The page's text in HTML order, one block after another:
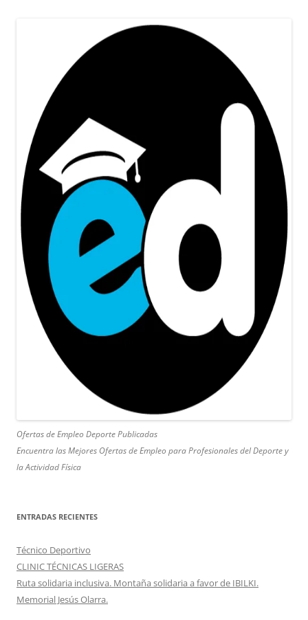
Ofertas de Empleo Deporte Publicadas
Encuentra las Mejores Ofertas de Empleo para Profesionales del Deporte y
la Actividad Física
ENTRADAS RECIENTES
Técnico Deportivo
CLINIC TÉCNICAS LIGERAS
Ruta solidaria inclusiva. Montaña solidaria a favor de IBILKI.
Memorial Jesús Olarra.